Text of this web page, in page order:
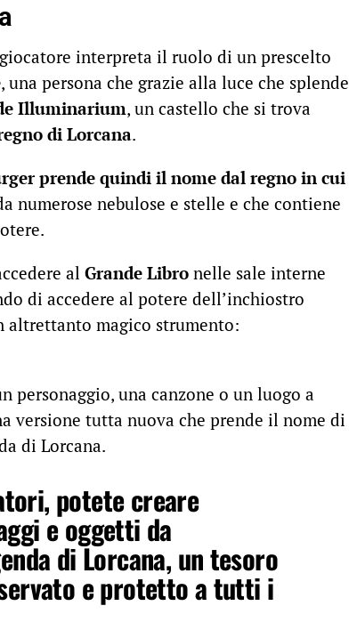
interpreta il ruolo di un prescelto
, una persona che grazie alla luce che splende
Illuminarium, un castello che si trova
di Lorcana.
prende quindi il nome dal regno in cui
numerose nebulose e stelle e che contiene
al Grande Libro nelle sale interne
di accedere al potere dell’inchiostro
altrettanto magico strumento:
personaggio, una canzone o un luogo a
versione tutta nuova che prende il nome di
di Lorcana.
potete creare
e oggetti da
di Lorcana, un tesoro
e protetto a tutti i